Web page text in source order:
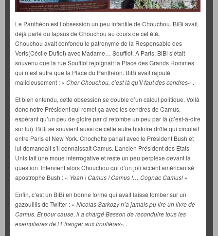
Le Panthéon est l’obsession un peu infantile de Chouchou. BiBi avait
déjà parlé du lapsus de Chouchou au cours de cet été.
Chouchou avait confondu le patronyme de la Responsable des
Verts(Cécile Duflot) avec Madame… Soufflot. A Paris, BiBi s’était
souvenu que la rue Soufflot rejoignait la Place des Grands Hommes
qui n’est autre que la Place du Panthéon. BiBi avait rajouté
malicieusement : « Cher Chouchou, c’est là qu’il faut des cendres« .
Et bien entendu, cette obsession se double d’un calcul politique. Voilà
donc notre Président qui remet ça avec les cendres de Camus,
espérant qu’un peu de gloire par ci retombe un peu par là (c’est-à-dire
sur lui). BiBi se souvient aussi de cette autre histoire drôle qui circulait
entre Paris et New York. Chochotte parlait avec le Président Bush et
lui demandait s’il connaissait Camus. L’ancien Président des Etats
Unis fait une moue interrogative et reste un peu perplexe devant la
question. Intervient alors Chouchou qui d’un joli accent américanisé
apostrophe Bush : « Yeah ! Camus ! Camus !… Cognac Camus! »
Enfin, c’est un BiBi en bonne forme qui avait laissé tomber sur un
gazouillis de Twitter : « Nicolas Sarkozy n’a jamais pu lire un livre de
Camus. Et pour cause, il a chargé Besson de reconduire tous les
exemplaires de l’Etranger aux frontières« .